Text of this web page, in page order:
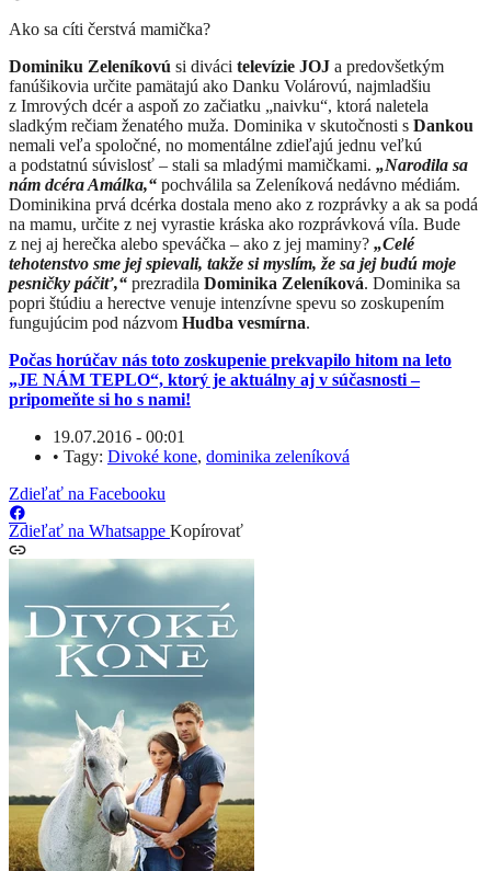
Ako sa cíti čerstvá mamička?
Dominiku Zeleníkovú si diváci televízie JOJ a predovšetkým
fanúšikovia určite pamätajú ako Danku Volárovú, najmladšiu
z Imrových dcér a aspoň zo začiatku „naivku“, ktorá naletela
sladkým rečiam ženatého muža. Dominika v skutočnosti s Dankou
nemali veľa spoločné, no momentálne zdieľajú jednu veľkú
a podstatnú súvislosť – stali sa mladými mamičkami. „Narodila sa
nám dcéra Amálka,“ pochválila sa Zeleníková nedávno médiám.
Dominikina prvá dcérka dostala meno ako z rozprávky a ak sa podá
na mamu, určite z nej vyrastie kráska ako rozprávková víla. Bude
z nej aj herečka alebo speváčka – ako z jej maminy? „Celé
tehotenstvo sme jej spievali, takže si myslím, že sa jej budú moje
pesničky páčiť,“ prezradila Dominika Zeleníková. Dominika sa
popri štúdiu a herectve venuje intenzívne spevu so zoskupením
fungujúcim pod názvom Hudba vesmírna.
Počas horúčav nás toto zoskupenie prekvapilo hitom na leto
„JE NÁM TEPLO“, ktorý je aktuálny aj v súčasnosti –
pripomeňte si ho s nami!
19.07.2016 - 00:01
• Tagy: Divoké kone, dominika zeleníková
Zdieľať na Facebooku
Zdieľať na Whatsappe Kopírovať